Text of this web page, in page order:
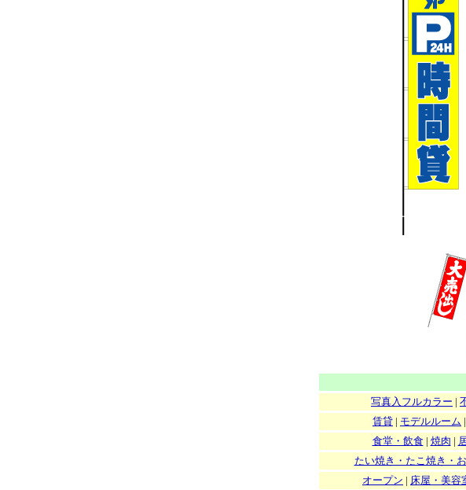
写真入フルカラー |
賃貸 | モデルルーム |
食堂・飲食| 焼肉 |
たい焼き・たこ焼き・
オープン | 床屋・美容